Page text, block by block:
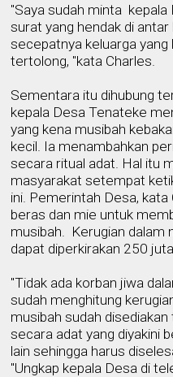
"Saya sudah minta kepala
surat yang hendak di
secepatnya keluarga yang
tertolong, "kata Charles.
Sementara itu dihubung
kepala Desa Tenateke
yang kena musibah
kecil. Ia menambahkan
secara ritual adat. Hal itu
masyarakat setempat
ini. Pemerintah Desa, kata
beras dan mie untuk
musibah.
Kerugian dalam
dapat diperkirakan 250 juta
"Tidak ada korban jiwa
sudah menghitung
musibah sudah
secara adat yang diyakini
lain sehingga harus
"Ungkap kepala Desa di tel